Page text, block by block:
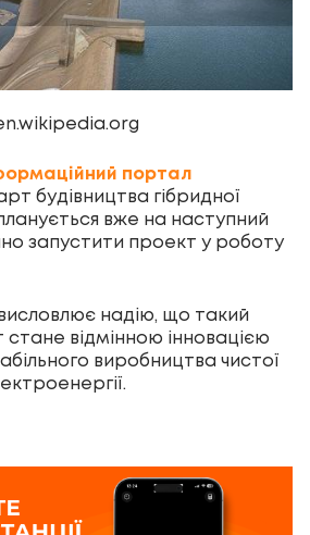
портал
будівництва гібридної
вже на наступний
запустити проект у роботу
висловлює надію, що такий
стане відмінною інновацією
виробництва чистої